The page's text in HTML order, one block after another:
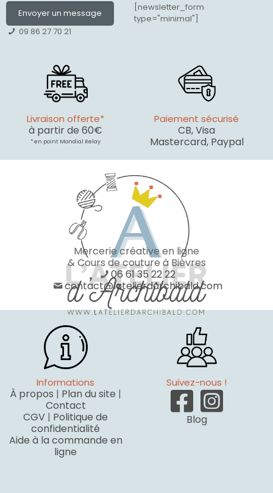
Envoyer un message
09 86 27 70 21
[newsletter_form
type="minimal"]
Livraison offerte*
à partir de 60€
* en point Mondial Relay
Paiement sécurisé
CB, Visa
Mastercard, Paypal
Mercerie créative en ligne
& Cours de couture à Bièvres
06 61 35 22 22
contact@latelierdarchibald.com
Informations
À propos | Plan du site |
Contact
CGV | Politique de
confidentialité
Aide à la commande en
ligne
Suivez-nous !
Blog